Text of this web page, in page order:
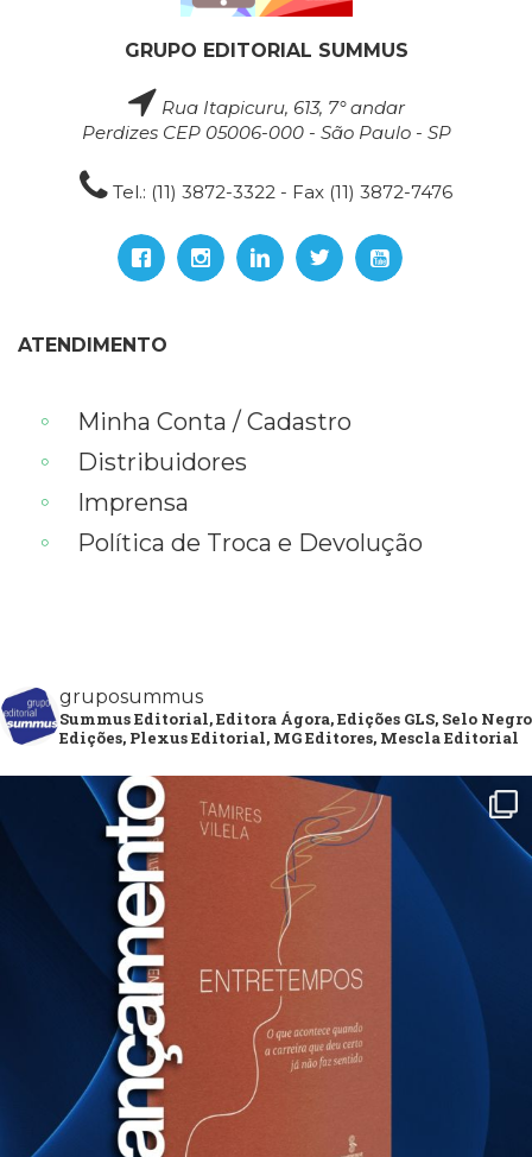
GRUPO EDITORIAL SUMMUS
Rua Itapicuru, 613, 7° andar
Perdizes CEP 05006-000 - São Paulo - SP
Tel.: (11) 3872-3322 - Fax (11) 3872-7476
ATENDIMENTO
Minha Conta / Cadastro
Distribuidores
Imprensa
Política de Troca e Devolução
gruposummus
Summus Editorial, Editora Ágora, Edições GLS, Selo Negro
Edições, Plexus Editorial, MG Editores, Mescla Editorial